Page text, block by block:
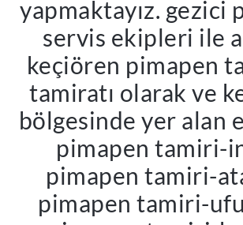
yapmaktayız. gezici
servis ekipleri ile
keçiören pimapen
tamiratı olarak ve
bölgesinde yer alan
pimapen tamiri-
pimapen tamiri-
pimapen tamiri-